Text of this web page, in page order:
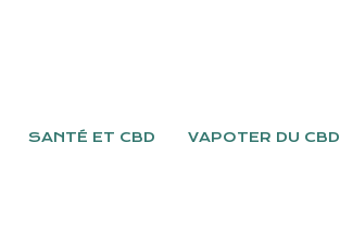
SANTÉ ET CBD VAPOTER DU CBD